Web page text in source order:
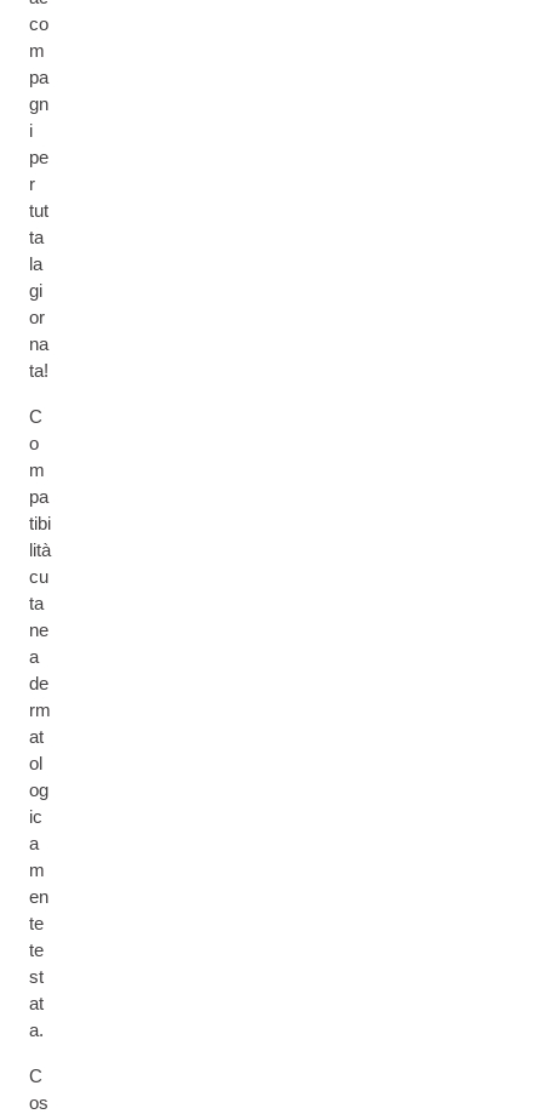
co
m
pa
gn
i
pe
r
tut
ta
la
gi
or
na
ta!
C
o
m
pa
tibi
lità
cu
ta
ne
a
de
rm
at
ol
og
ic
a
m
en
te
te
st
at
a.
C
os